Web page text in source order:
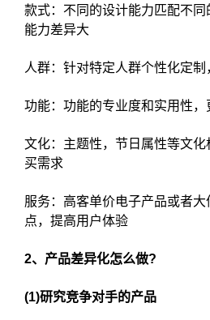
款式：不同的设计能力匹配不
能力差异大
人群：针对特定人群个性化定
功能：功能的专业度和实用性，
文化：主题性，节日属性等文
买需求
服务：高客单价电子产品或者
点，提高用户体验
2、产品差异化怎么做?
(1)研究竞争对手的产品